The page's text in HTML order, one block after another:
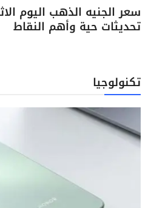
تحديثات حية وأهم النقاط
تكنولوجيا